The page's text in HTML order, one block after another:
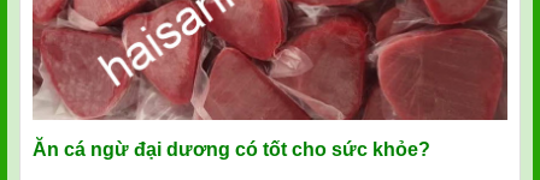
Ăn cá ngừ đại dương có tốt cho sức khỏe?